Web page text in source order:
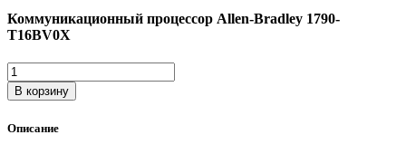
Коммуникационный процессор Allen-Bradley 1790-
T16BV0X
Количество
товара
Коммуникационный
Allen-
В корзину
Описание